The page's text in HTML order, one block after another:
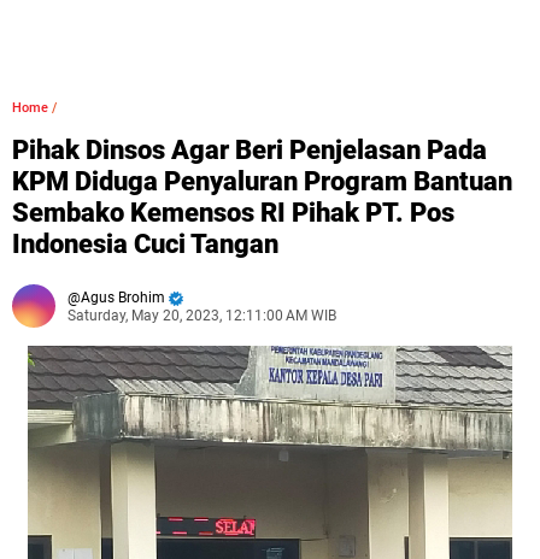
Home /
Pihak Dinsos Agar Beri Penjelasan Pada
KPM Diduga Penyaluran Program Bantuan
Sembako Kemensos RI Pihak PT. Pos
Indonesia Cuci Tangan
Agus Brohim
Saturday, May 20, 2023, 12:11:00 AM WIB